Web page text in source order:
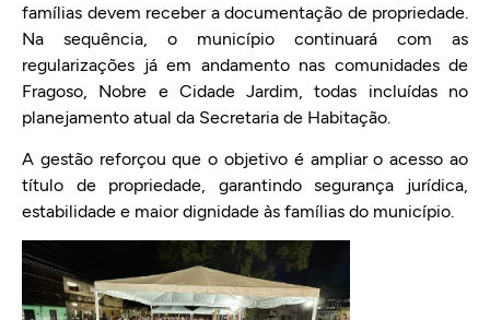
famílias devem receber a documentação de propriedade.
Na sequência, o município continuará com as
regularizações já em andamento nas comunidades de
Fragoso, Nobre e Cidade Jardim, todas incluídas no
planejamento atual da Secretaria de Habitação.
A gestão reforçou que o objetivo é ampliar o acesso ao
título de propriedade, garantindo segurança jurídica,
estabilidade e maior dignidade às famílias do município.